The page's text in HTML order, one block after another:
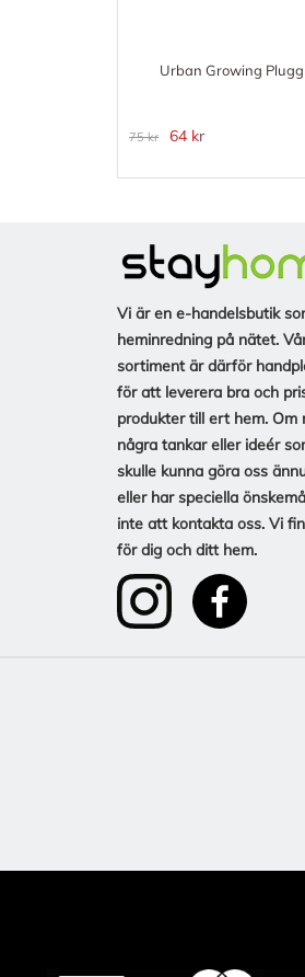
Urban Growing
75 kr 64 kr
Vi är en e-handelsbutik
heminredning på nätet.
sortiment är därför
för att leverera bra och
produkter till ert hem. Om
några tankar eller ideér
skulle kunna göra oss
eller har speciella
inte att kontakta oss. Vi
för dig och ditt hem.